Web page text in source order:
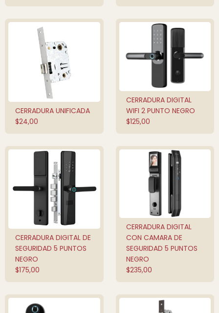
QUICK SHOP
CERRADURA UNIFICADA
$24,00
AÑADIR AL
CARRITO
CERRADURA DIGITAL
WIFI 2 PUNTO NEGRO
$125,00
AÑADIR AL
CARRITO
CERRADURA DIGITAL DE
SEGURIDAD 5 PUNTOS
NEGRO
$175,00
AÑADIR AL
CARRITO
CERRADURA DIGITAL
CON CAMARA DE
SEGURIDAD 5 PUNTOS
NEGRO
$235,00